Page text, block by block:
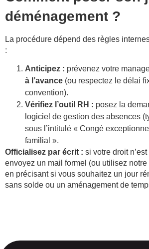
déménagement ?
La procédure dépend des règles
:
Anticipez : prévenez votre
à l’avance (ou respectez le délai
convention).
Vérifiez l’outil RH : posez la
logiciel de gestion des absences
sous l’intitulé « Congé
familial ».
Officialisez par écrit : si votre droit
envoyez un mail formel (ou utilisez
en précisant si vous souhaitez un jour
sans solde ou un aménagement de